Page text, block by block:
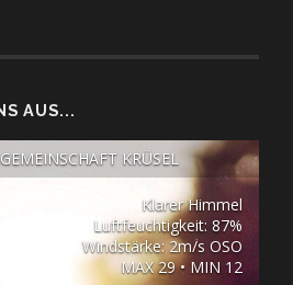
AUS...
KRÜSEL
Klarer Himmel
Luftfeuchtigkeit: 87%
Windstärke: 2m/s OSO
MAX 29 • MIN 12